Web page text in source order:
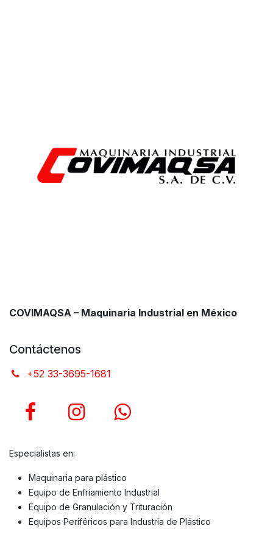
COVIMAQSA – Maquinaria Industrial en México
Contáctenos
+52 33-3695-1681
Especialistas en:
Maquinaria para plástico
Equipo de Enfriamiento Industrial
Equipo de Granulación y Trituración
Equipos Periféricos para Industria de Plástico